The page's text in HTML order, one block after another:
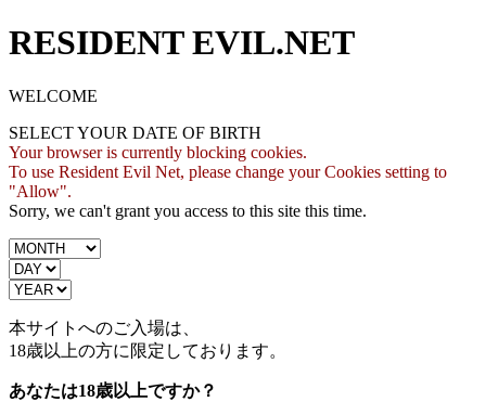
RESIDENT EVIL.NET
WELCOME
SELECT YOUR DATE OF BIRTH
Your browser is currently blocking cookies.
To use Resident Evil Net, please change your Cookies setting to
"Allow".
Sorry, we can't grant you access to this site this time.
本サイトへのご入場は、
18歳以上の方に限定しております。
あなたは18歳以上ですか？